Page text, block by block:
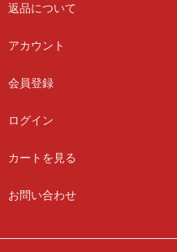
返品について
アカウント
会員登録
ログイン
カートを見る
お問い合わせ